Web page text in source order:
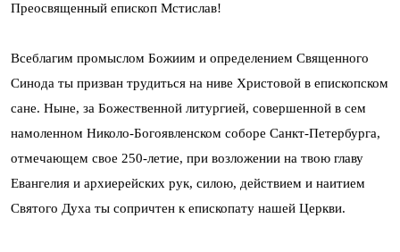
Преосвященный епископ Мстислав!
Всеблагим промыслом Божиим и определением Священного
Синода ты призван трудиться на ниве Христовой в епископском
сане. Ныне, за Божественной литургией, совершенной в сем
намоленном Николо-Богоявленском соборе Санкт-Петербурга,
отмечающем свое 250-летие, при возложении на твою главу
Евангелия и архиерейских рук, силою, действием и наитием
Святого Духа ты сопричтен к епископату нашей Церкви.